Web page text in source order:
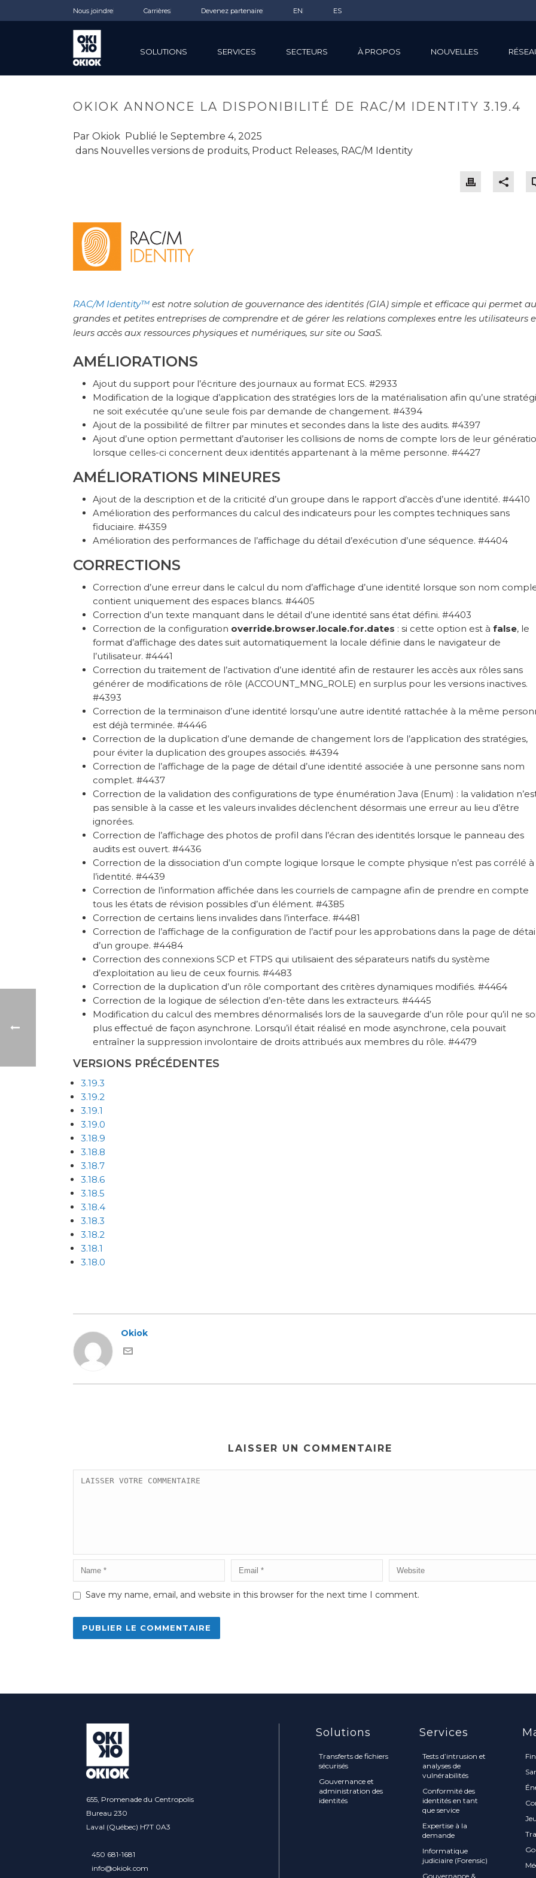
Nous joindre Carrières Devenez partenaire EN ES
SOLUTIONS SERVICES SECTEURS À PROPOS NOUVELLES
OKIOK ANNONCE LA DISPONIBILITÉ DE RAC/M IDENTITY 3.19.4
Par Okiok Publié le Septembre 4, 2025
dans Nouvelles versions de produits, Product Releases, RAC/M Identity
RAC/M Identity™ est notre solution de gouvernance des identités (GIA) simple et efficace qui permet
grandes et petites entreprises de comprendre et de gérer les relations complexes entre les utilisateurs
leurs accès aux ressources physiques et numériques, sur site ou SaaS.
AMÉLIORATIONS
Ajout du support pour l’écriture des journaux au format ECS. #2933
Modification de la logique d’application des stratégies lors de la matérialisation afin qu’une
ne soit exécutée qu’une seule fois par demande de changement. #4394
Ajout de la possibilité de filtrer par minutes et secondes dans la liste des audits. #4397
Ajout d’une option permettant d’autoriser les collisions de noms de compte lors de leur
lorsque celles-ci concernent deux identités appartenant à la même personne. #4427
AMÉLIORATIONS MINEURES
Ajout de la description et de la criticité d’un groupe dans le rapport d’accès d’une identité. #4410
Amélioration des performances du calcul des indicateurs pour les comptes techniques sans
fiduciaire. #4359
Amélioration des performances de l’affichage du détail d’exécution d’une séquence. #4404
CORRECTIONS
Correction d’une erreur dans le calcul du nom d’affichage d’une identité lorsque son nom
contient uniquement des espaces blancs. #4405
Correction d’un texte manquant dans le détail d’une identité sans état défini. #4403
Correction de la configuration override.browser.locale.for.dates : si cette option est à false, le
format d’affichage des dates suit automatiquement la locale définie dans le navigateur de
l’utilisateur. #4441
Correction du traitement de l’activation d’une identité afin de restaurer les accès aux rôles sans
générer de modifications de rôle (ACCOUNT_MNG_ROLE) en surplus pour les versions inactives.
#4393
Correction de la terminaison d’une identité lorsqu’une autre identité rattachée à la même
est déjà terminée. #4446
Correction de la duplication d’une demande de changement lors de l’application des stratégies,
pour éviter la duplication des groupes associés. #4394
Correction de l’affichage de la page de détail d’une identité associée à une personne sans nom
complet. #4437
Correction de la validation des configurations de type énumération Java (Enum) : la validation
pas sensible à la casse et les valeurs invalides déclenchent désormais une erreur au lieu d’être
ignorées.
Correction de l’affichage des photos de profil dans l’écran des identités lorsque le panneau des
audits est ouvert. #4436
Correction de la dissociation d’un compte logique lorsque le compte physique n’est pas corrélé à
l’identité. #4439
Correction de l’information affichée dans les courriels de campagne afin de prendre en compte
tous les états de révision possibles d’un élément. #4385
Correction de certains liens invalides dans l’interface. #4481
Correction de l’affichage de la configuration de l’actif pour les approbations dans la page de
d’un groupe. #4484
Correction des connexions SCP et FTPS qui utilisaient des séparateurs natifs du système
d’exploitation au lieu de ceux fournis. #4483
Correction de la duplication d’un rôle comportant des critères dynamiques modifiés. #4464
Correction de la logique de sélection d’en-tête dans les extracteurs. #4445
Modification du calcul des membres dénormalisés lors de la sauvegarde d’un rôle pour qu’il ne
plus effectué de façon asynchrone. Lorsqu’il était réalisé en mode asynchrone, cela pouvait
entraîner la suppression involontaire de droits attribués aux membres du rôle. #4479
VERSIONS PRÉCÉDENTES
3.19.3
3.19.2
3.19.1
3.19.0
3.18.9
3.18.8
3.18.7
3.18.6
3.18.5
3.18.4
3.18.3
3.18.2
3.18.1
3.18.0
Okiok
LAISSER UN COMMENTAIRE
Save my name, email, and website in this browser for the next time I comment.
655, Promenade du Centropolis
Bureau 230
Laval (Québec) H7T 0A3
450 681-1681
info@okiok.com
Solutions
Transferts de fichiers
sécurisés
Gouvernance et
administration des
identités
Services
Tests d’intrusion et
analyses de
vulnérabilités
Conformité des
identités en tant
que service
Expertise à la
demande
Informatique
judiciaire (Forensic)
Gouvernance &